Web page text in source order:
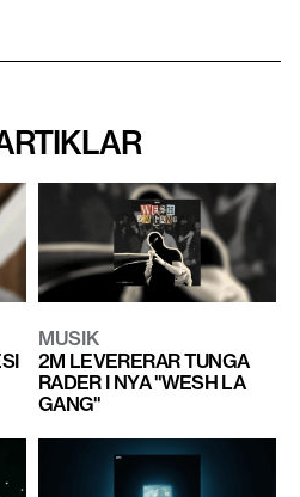
MUSIK
2M LEVERERAR TUNGA
RADER I NYA "WESH LA
GANG"